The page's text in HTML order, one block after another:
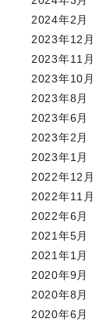
2024年2月
2023年12月
2023年11月
2023年10月
2023年8月
2023年6月
2023年2月
2023年1月
2022年12月
2022年11月
2022年6月
2021年5月
2021年1月
2020年9月
2020年8月
2020年6月